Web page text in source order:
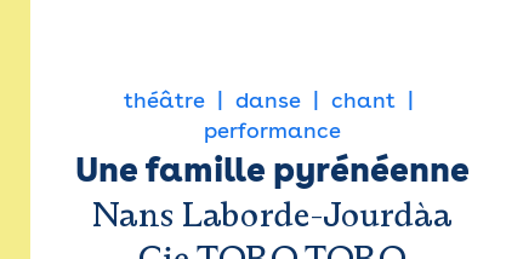
théâtre danse
chant
performance
Une famille pyrénéenne
Nans Laborde-Jourdàa